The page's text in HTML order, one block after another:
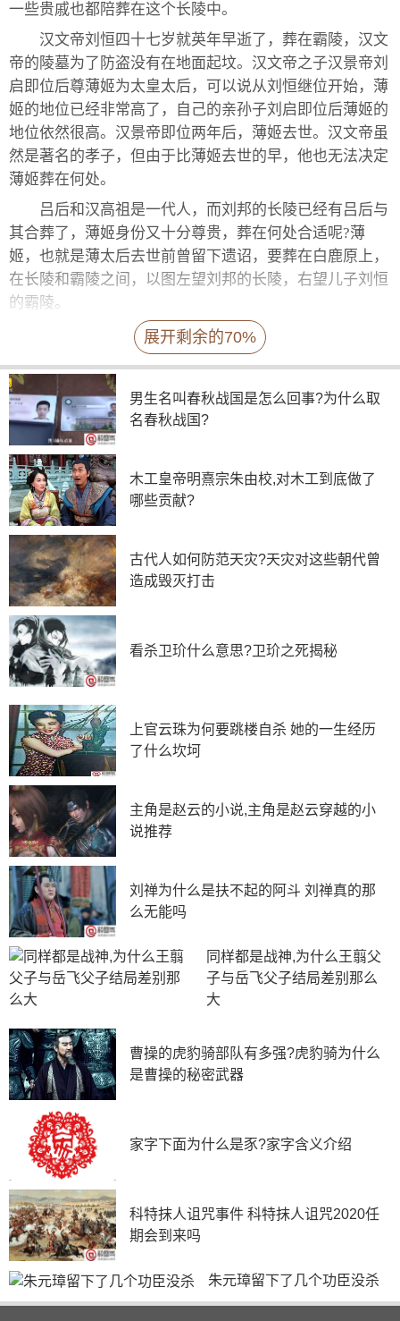
一些贵戚也都陪葬在这个长陵中。
汉文帝刘恒四十七岁就英年早逝了，葬在霸陵，汉文
帝的陵墓为了防盗没有在地面起坟。汉文帝之子汉景帝刘
启即位后尊薄姬为太皇太后，可以说从刘恒继位开始，薄
姬的地位已经非常高了，自己的亲孙子刘启即位后薄姬的
地位依然很高。汉景帝即位两年后，薄姬去世。汉文帝虽
然是著名的孝子，但由于比薄姬去世的早，他也无法决定
薄姬葬在何处。
吕后和汉高祖是一代人，而刘邦的长陵已经有吕后与
其合葬了，薄姬身份又十分尊贵，葬在何处合适呢?薄
姬，也就是薄太后去世前曾留下遗诏，要葬在白鹿原上，
在长陵和霸陵之间，以图左望刘邦的长陵，右望儿子刘恒
的霸陵。
薄太后陵因在刘恒的霸陵的南侧，又被称为南陵。薄
姬此人一生不争名利，由于出身地位不被重视，也没被吕
后刁难，顺利随儿子刘恒前往代国，做了代国太后。吕后
去世以后，大臣在商议重新选皇帝的时候，对这些皇子生
母的背景非常重视，以防出现第二个吕后。刘恒被选为皇
位接班人的重要的一条理由就是“薄氏仁厚”，可以说薄姬
的仁厚为她和儿子争取到了最宝贵的机会。由于薄姬没有
吕后的心机，没有野心和争权夺势的抱负，薄姬没能进入
长陵。当然也是因为薄姬不是正嫡，不能与刘邦合葬。
薄太后和汉文帝刘恒的感情十分深厚，在二十四孝的
故事中就有汉文帝刘恒亲尝汤药的故事。在薄太后生病卧
床的三年中，刘恒常常目不交睫，衣不解带。薄太后所服
用的汤药，刘恒都要亲口尝过才让薄太后服用。
我们看薄姬晚年的地位，自己葬在何处完全可以由自
己决定。正是因为薄太后仁厚的性格和与汉文帝刘恒的感
并不大，长宽不过百余米，远不及拥有五万多陵邑户口的
长陵。
2、薄姬为何不和刘邦合葬
简单来说，是因为薄姬不能跟刘邦合葬。
薄姬是汉高祖刘邦的妃子，汉文帝刘恒的生母，她出
身不算高贵，也不受刘邦宠爱，只得宠幸一次，之后剩下
儿子，就很难再见到刘邦了。也是因为薄姬不得宠且低
调，所以刘邦去世后，薄姬母子躲过了吕后的清算，眼看
着刘邦生前的宠妃戚夫人被做成人彘，薄姬心中焉能没有
庆幸?
是刘邦八个儿子中的一个，也可能成为吕后为儿子扫除障
碍的目标。
事实上刘邦的八个儿子有五个的死因都跟吕后有直接
或间接的关系，长子刘肥认妹妹为母才得以活命，最后郁
郁而终;次子刘盈也就是吕后的亲子，据说他是看到戚夫
人惨死受到了惊吓;三子刘如意直接被毒死;五子刘恢和六
子刘友皆因吕后而死;七子刘建死于意外，独子被吕后所
杀，绝后。
安然无恙的只有吕吕后养子刘长和刘恒，而刘恒的封
地在兄弟之中算是最差的一列，濒临边境，要抵御外患，
同时还要防范朝中的威胁，这可是块锻炼能力的封地。吕
后去世后，周勃等人诛杀诸吕，迎立刘恒为帝，是为汉文
展开剩余的70%
男生名叫春秋战国是怎么回事?为什么取
名春秋战国?
木工皇帝明熹宗朱由校,对木工到底做了
哪些贡献?
古代人如何防范天灾?天灾对这些朝代曾
造成毁灭打击
看杀卫玠什么意思?卫玠之死揭秘
上官云珠为何要跳楼自杀 她的一生经历
了什么坎坷
主角是赵云的小说,主角是赵云穿越的小
说推荐
刘禅为什么是扶不起的阿斗 刘禅真的那
么无能吗
同样都是战神,为什么王翦父
子与岳飞父子结局差别那么
大
曹操的虎豹骑部队有多强?虎豹骑为什么
是曹操的秘密武器
家字下面为什么是豕?家字含义介绍
科特抹人诅咒事件 科特抹人诅咒2020任
期会到来吗
朱元璋留下了几个功臣没杀